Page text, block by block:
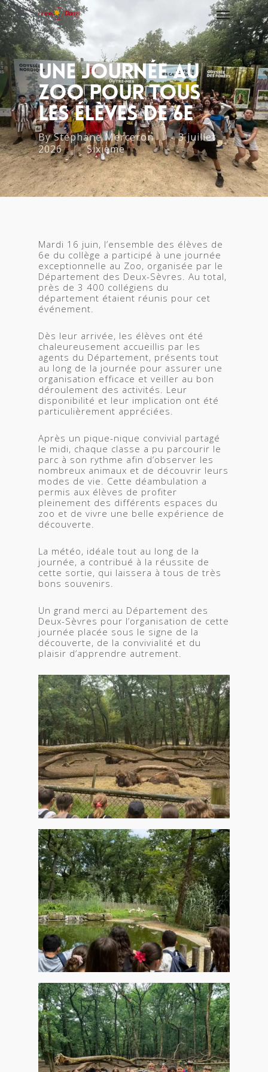
Une Journée Au
Zoo Pour Tous
Les Élèves De 6e
ByStéphane Merceron
3 juillet
2026
Sixième
Mardi 16 juin, l’ensemble des élèves de
6e du collège a participé à une journée
exceptionnelle au Zoo, organisée par le
Département des Deux-Sèvres. Au total,
près de 3 400 collégiens du
département étaient réunis pour cet
événement.
Dès leur arrivée, les élèves ont été
chaleureusement accueillis par les
agents du Département, présents tout
au long de la journée pour assurer une
organisation efficace et veiller au bon
déroulement des activités. Leur
disponibilité et leur implication ont été
particulièrement appréciées.
Après un pique-nique convivial partagé
le midi, chaque classe a pu parcourir le
parc à son rythme afin d’observer les
nombreux animaux et de découvrir leurs
modes de vie. Cette déambulation a
permis aux élèves de profiter
pleinement des différents espaces du
zoo et de vivre une belle expérience de
découverte.
La météo, idéale tout au long de la
journée, a contribué à la réussite de
cette sortie, qui laissera à tous de très
bons souvenirs.
Un grand merci au Département des
Deux-Sèvres pour l’organisation de cette
journée placée sous le signe de la
découverte, de la convivialité et du
plaisir d’apprendre autrement.